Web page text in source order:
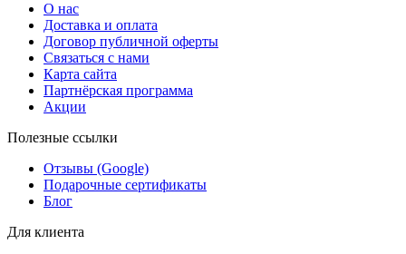
О нас
Доставка и оплата
Договор публичной оферты
Связаться с нами
Карта сайта
Партнёрская программа
Акции
Полезные ссылки
Отзывы (Google)
Подарочные сертификаты
Блог
Для клиента